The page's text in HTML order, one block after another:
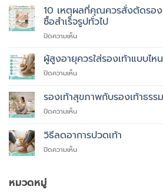
เพื่อ
สุขภาพ
ที่
แพทย์
10 เหตุผลที่คุณควรสั่งตัดรอง
ซื้อสำเร็จรูปทั่วไป
ปิดความเห็นบน
เหตุผล
คุณ
สั่ง
ตัด
รองเท้า
สุขภาพ
ผู้สูงอายุควรใส่รองเท้าแบบไหน
ปิดความเห็นบน
สูง
อายุ
ควร
รองเท้า
ไหน
รองเท้าสุขภาพกับรองเท้าธรร
ปิดความเห็นบน
สุขภาพ
กับ
รองเท้า
วิธีลดอาการปวดเท้า
ปิดความเห็นบน
หมวดหมู่